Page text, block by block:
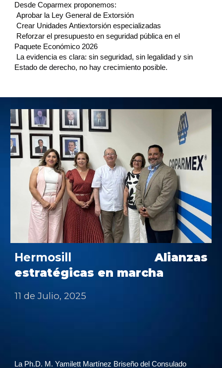
Desde Coparmex proponemos:
Aprobar la Ley General de Extorsión
Crear Unidades Antiextorsión especializadas
Reforzar el presupuesto en seguridad pública en el
Paquete Económico 2026
La evidencia es clara: sin seguridad, sin legalidad y sin
Estado de derecho, no hay crecimiento posible.
HermosillAlianzas
estratégicas en marcha
11 de Julio, 2025
La Ph.D. M. Yamilett Martínez Briseño del Consulado